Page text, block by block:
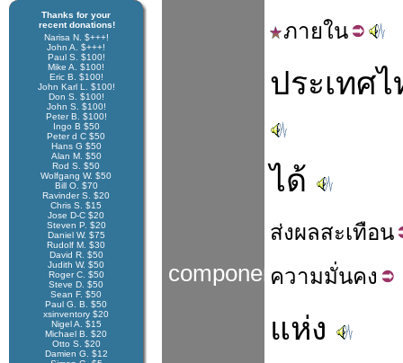
Thanks for your
recent donations!
Narisa N. $+++!
John A. $+++!
Paul S. $100!
Mike A. $100!
Eric B. $100!
John Karl L. $100!
Don S. $100!
John S. $100!
Peter B. $100!
Ingo B $50
Peter d C $50
Hans G $50
Alan M. $50
Rod S. $50
Wolfgang W. $50
Bill O. $70
Ravinder S. $20
Chris S. $15
Jose D-C $20
Steven P. $20
Daniel W. $75
Rudolf M. $30
David R. $50
Judith W. $50
Roger C. $50
Steve D. $50
Sean F. $50
Paul G. B. $50
xsinventory $20
Nigel A. $15
Michael B. $20
Otto S. $20
Damien G. $12
components
ภายใน
ประเทศ
ได้
ส่งผลสะเทือน
ความมั่นคง
แห่ง